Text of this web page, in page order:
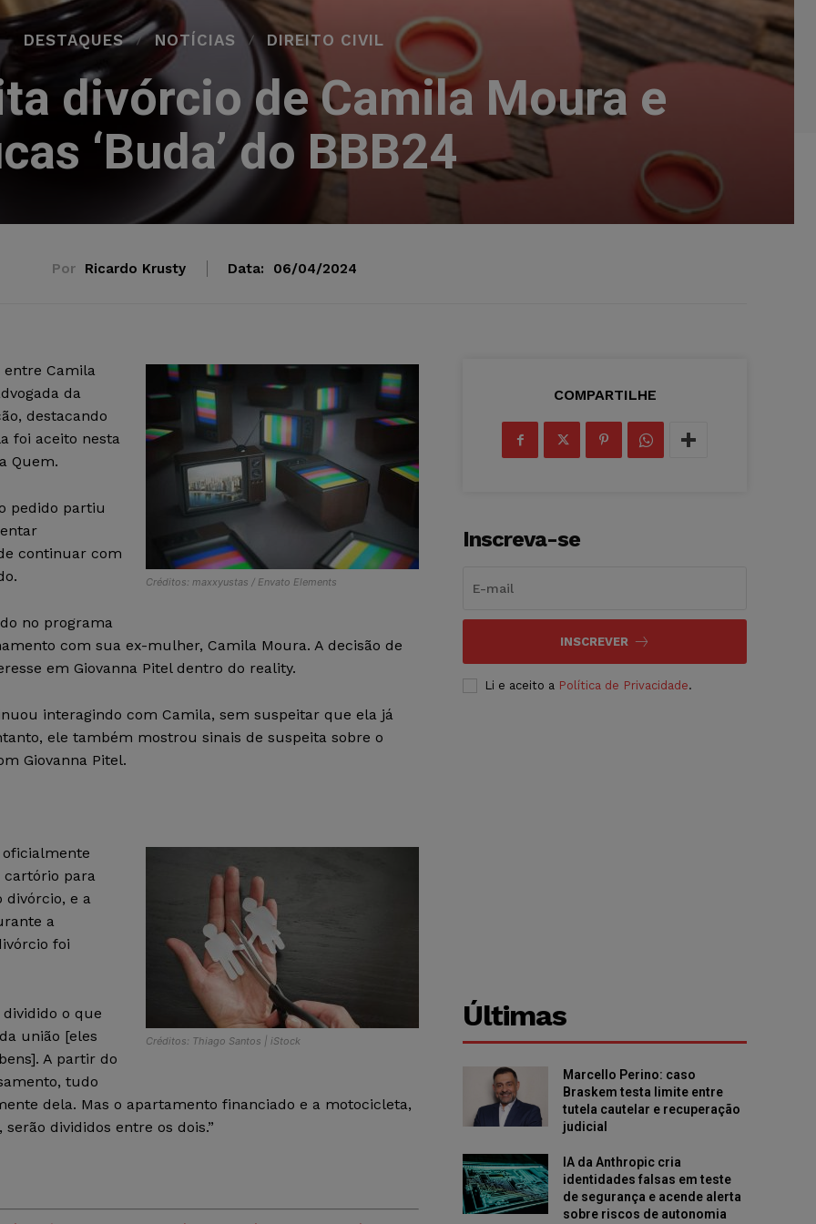
DESTAQUES NOTÍCIAS DIREITO CIVIL
divórcio de Camila Moura e
‘Buda’ do BBB24
Por Ricardo Krusty Data: 06/04/2024
Créditos: maxxyustas / Envato Elements
entre Camila
da
destacando
foi aceito nesta
Quem.
pedido partiu
continuar com
no programa
com sua ex-mulher, Camila Moura. A decisão de
em Giovanna Pitel dentro do reality.
interagindo com Camila, sem suspeitar que ela já
ele também mostrou sinais de suspeita sobre o
Giovanna Pitel.
Créditos: Thiago Santos | iStock
oficialmente
cartório para
divórcio, e a
a
foi
dividido o que
união [eles
A partir do
tudo
dela. Mas o apartamento financiado e a motocicleta,
divididos entre os dois.”
COMPARTILHE
Inscreva-se
INSCREVER
Li e aceito a Política de Privacidade.
Últimas
Marcello Perino: caso
Braskem testa limite entre
tutela cautelar e recuperação
judicial
IA da Anthropic cria
identidades falsas em teste
de segurança e acende alerta
sobre riscos de autonomia